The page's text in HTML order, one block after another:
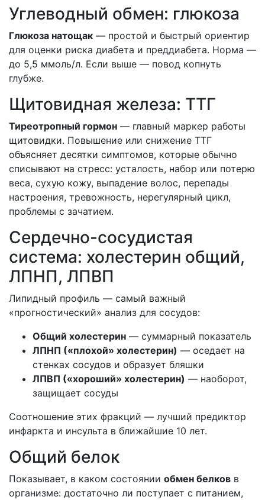
Углеводный обмен: глюкоза
Глюкоза натощак — простой и быстрый ориентир
для оценки риска диабета и преддиабета. Норма —
до 5,5 ммоль/л. Если выше — повод копнуть
глубже.
Щитовидная железа: ТТГ
Тиреотропный гормон — главный маркер работы
щитовидки. Повышение или снижение ТТГ
объясняет десятки симптомов, которые обычно
списывают на стресс: усталость, набор или потерю
веса, сухую кожу, выпадение волос, перепады
настроения, тревожность, нерегулярный цикл,
проблемы с зачатием.
Сердечно-сосудистая
система: холестерин общий,
ЛПНП, ЛПВП
Липидный профиль — самый важный
«прогностический» анализ для сосудов:
Общий холестерин — суммарный показатель
ЛПНП («плохой» холестерин) — оседает на
стенках сосудов и образует бляшки
ЛПВП («хороший» холестерин) — наоборот,
защищает сосуды
Соотношение этих фракций — лучший предиктор
инфаркта и инсульта в ближайшие 10 лет.
Общий белок
Показывает, в каком состоянии обмен белков в
организме: достаточно ли поступает с питанием,